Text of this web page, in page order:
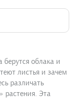
берутся облака и
листья и зачем
различать
растения. Эта